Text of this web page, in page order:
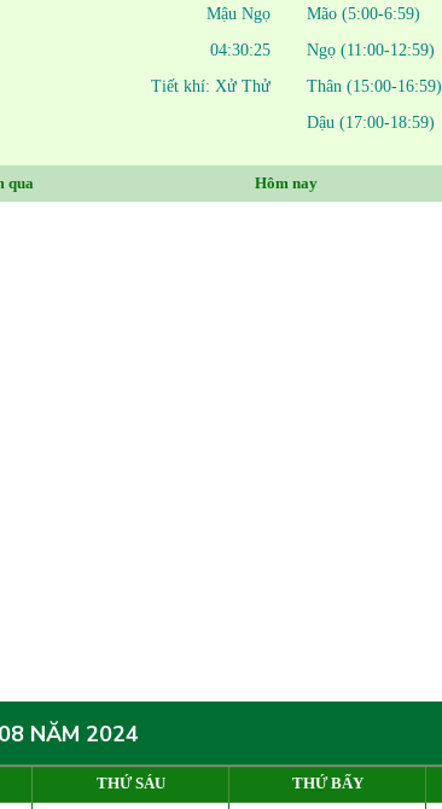
Mậu Ngọ
04:30:25
Tiết khí: Xử Thử
Mão (5:00-6:59)
Ngọ (11:00-12:59)
Thân (15:00-16:59)
Dậu (17:00-18:59)
qua Hôm nay
NĂM 2024
THỨ SÁU THỨ BẨY